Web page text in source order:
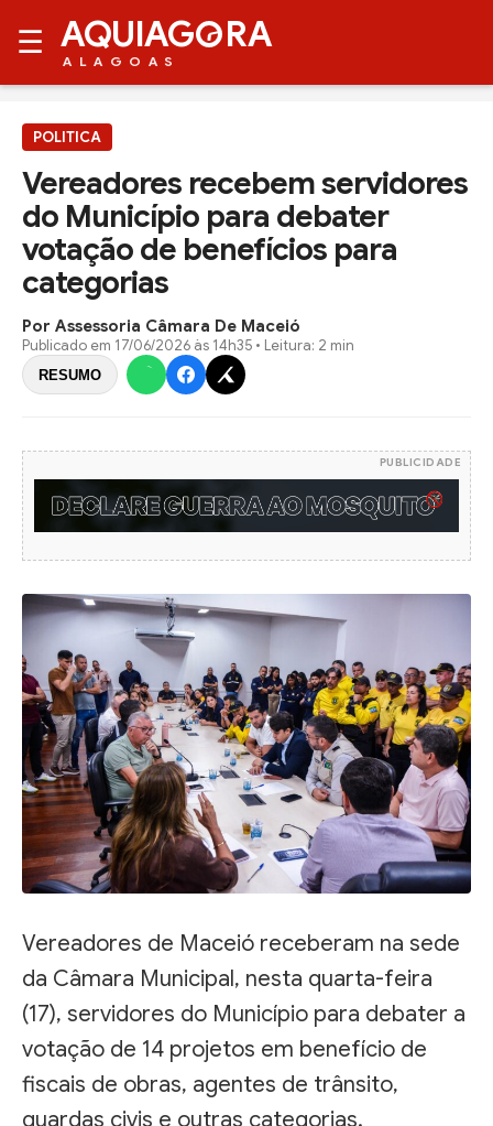
☰ AQUIAG RA
ALAGOAS
POLITICA
Vereadores recebem servidores
do Município para debater
votação de benefícios para
categorias
Por Assessoria Câmara De Maceió
Publicado em 17/06/2026 às 14h35 • Leitura: 2 min
RESUMO
PUBLICIDADE
Vereadores de Maceió receberam na sede
da Câmara Municipal, nesta quarta-feira
(17), servidores do Município para debater a
votação de 14 projetos em benefício de
fiscais de obras, agentes de trânsito,
guardas civis e outras categorias.